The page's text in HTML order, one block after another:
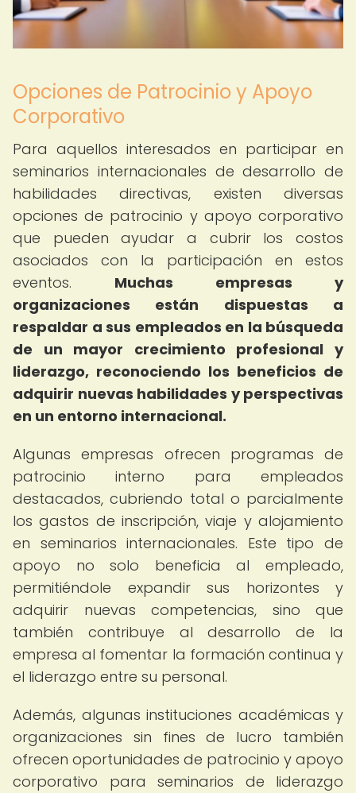
Opciones de Patrocinio y Apoyo
Corporativo
Para aquellos interesados en participar en
seminarios internacionales de desarrollo de
habilidades directivas, existen diversas
opciones de patrocinio y apoyo corporativo
que pueden ayudar a cubrir los costos
asociados con la participación en estos
eventos. Muchas empresas y
organizaciones están dispuestas a
respaldar a sus empleados en la búsqueda
de un mayor crecimiento profesional y
liderazgo, reconociendo los beneficios de
adquirir nuevas habilidades y perspectivas
en un entorno internacional.
Algunas empresas ofrecen programas de
patrocinio interno para empleados
destacados, cubriendo total o parcialmente
los gastos de inscripción, viaje y alojamiento
en seminarios internacionales. Este tipo de
apoyo no solo beneficia al empleado,
permitiéndole expandir sus horizontes y
adquirir nuevas competencias, sino que
también contribuye al desarrollo de la
empresa al fomentar la formación continua y
el liderazgo entre su personal.
Además, algunas instituciones académicas y
organizaciones sin fines de lucro también
ofrecen oportunidades de patrocinio y apoyo
corporativo para seminarios de liderazgo